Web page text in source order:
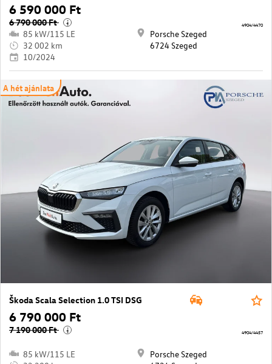
6 590 000 Ft
6 790 000 Ft i
85 kW/115 LE
32 002 km
10/2024
Porsche Szeged
6724 Szeged
4904/4470
A hét ajánlata
Škoda Scala Selection 1.0 TSI DSG
6 790 000 Ft
7 190 000 Ft i
85 kW/115 LE
Porsche Szeged
4904/4457